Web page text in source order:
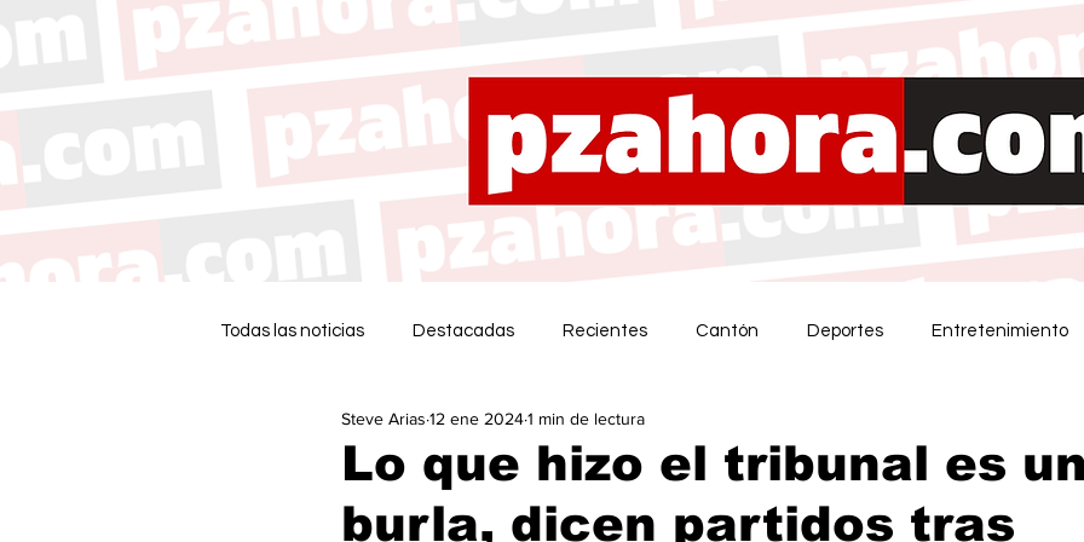
Todas las noticias Destacadas Recientes Cantón Deportes Entretenimiento
Lo que hizo el tribunal es
burla, dicen partidos tras
Steve Arias 12 ene 20241 min de lectura